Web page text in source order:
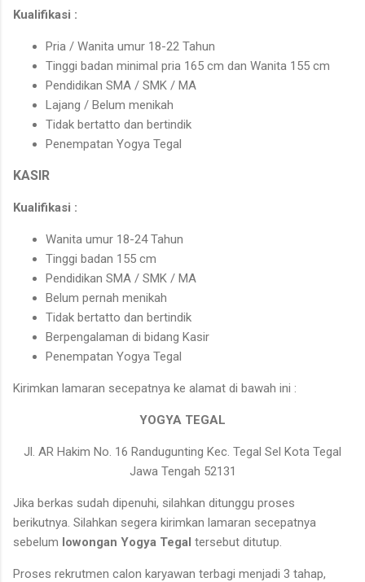
Kualifikasi :
Pria / Wanita umur 18-22 Tahun
Tinggi badan minimal pria 165 cm dan Wanita 155 cm
Pendidikan SMA / SMK / MA
Lajang / Belum menikah
Tidak bertatto dan bertindik
Penempatan Yogya Tegal
KASIR
Kualifikasi :
Wanita umur 18-24 Tahun
Tinggi badan 155 cm
Pendidikan SMA / SMK / MA
Belum pernah menikah
Tidak bertatto dan bertindik
Berpengalaman di bidang Kasir
Penempatan Yogya Tegal
Kirimkan lamaran secepatnya ke alamat di bawah ini :
YOGYA TEGAL
Jl. AR Hakim No. 16 Randugunting Kec. Tegal Sel Kota Tegal
Jawa Tengah 52131
Jika berkas sudah dipenuhi, silahkan ditunggu proses
berikutnya. Silahkan segera kirimkan lamaran secepatnya
sebelum lowongan Yogya Tegal tersebut ditutup.
Proses rekrutmen calon karyawan terbagi menjadi 3 tahap,